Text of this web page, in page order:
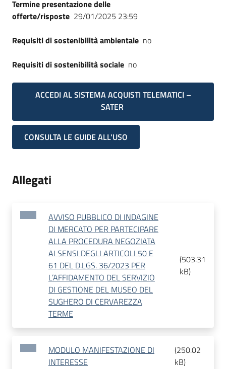
Termine presentazione delle
offerte/risposte 29/01/2025 23:59
Requisiti di sostenibilità ambientale no
Requisiti di sostenibilità sociale no
ACCEDI AL SISTEMA ACQUISTI TELEMATICI –
SATER
CONSULTA LE GUIDE ALL'USO
Allegati
AVVISO PUBBLICO DI INDAGINE
DI MERCATO PER PARTECIPARE
ALLA PROCEDURA NEGOZIATA
AI SENSI DEGLI ARTICOLI 50 E
61 DEL D.LGS. 36/2023 PER
L’AFFIDAMENTO DEL SERVIZIO
DI GESTIONE DEL MUSEO DEL
SUGHERO DI CERVAREZZA
TERME
(503.31
kB)
MODULO MANIFESTAZIONE DI
INTERESSE
(250.02
kB)